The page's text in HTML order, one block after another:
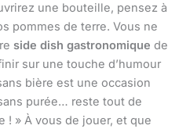
une bouteille, pensez à
pommes de terre. Vous ne
side dish gastronomique de
sur une touche d’humour
bière est une occasion
purée… reste tout de
! » À vous de jouer, et que